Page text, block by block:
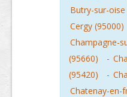
Butry-sur-oise
Cergy (95000)
Champagne-
(95660)
-
(95420)
-
Chatenay-en-